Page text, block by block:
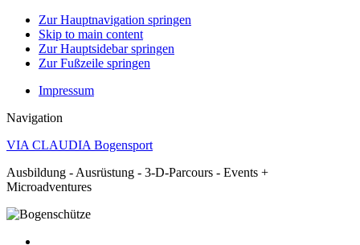
Zur Hauptnavigation springen
Skip to main content
Zur Hauptsidebar springen
Zur Fußzeile springen
Impressum
Navigation
VIA CLAUDIA Bogensport
Ausbildung - Ausrüstung - 3-D-Parcours - Events +
Microadventures